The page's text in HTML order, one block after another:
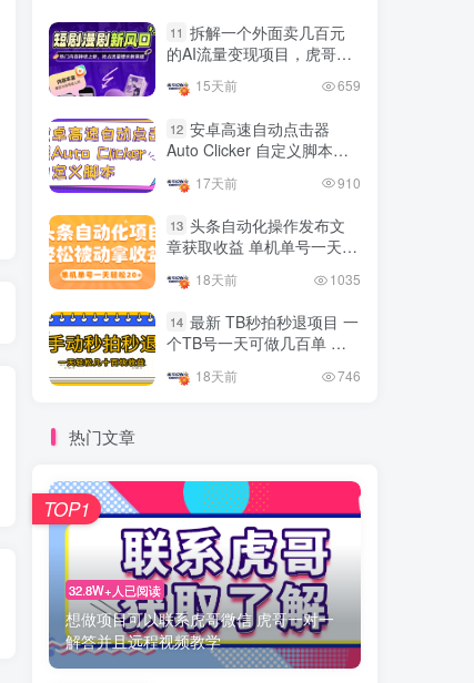
抖音上我必须推荐的10个优质博主！ 网易云音乐黑胶会员，三个官方免费领取教程，最高可领1年 十大电脑挂机赚钱
11 拆解一个外面卖几百元
的AI流量变现项目，虎哥这
15天前 659
12 安卓高速自动点击器
Auto Clicker 自定义脚本、
工具17天前 910
13 头条自动化操作发布文
章获取收益 单机单号一天下
18天前 1035
14 最新 TB秒拍秒退项目 一
个TB号一天可做几百单 单
18天前 746
热门文章
32.8W+人已阅读
想做项目可以联系虎哥微信 虎哥一对一
解答并且远程视频教学
TOP1